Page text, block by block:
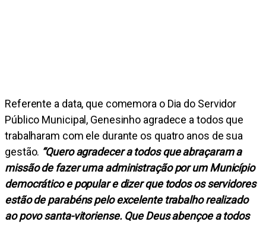
Referente a data, que comemora o Dia do Servidor
Público Municipal, Genesinho agradece a todos que
trabalharam com ele durante os quatro anos de sua
gestão. “Quero agradecer a todos que abraçaram a
missão de fazer uma administração por um Município
democrático e popular e dizer que todos os servidores
estão de parabéns pelo excelente trabalho realizado
ao povo santa-vitoriense. Que Deus abençoe a todos